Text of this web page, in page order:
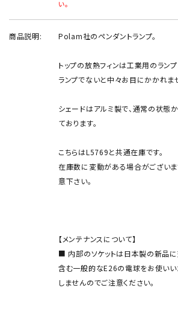
い。
商品説明: Polam社のペンダントランプ。
トップの放熱フィンは工業用のラン
ランプでないと中々お目にかかれま
シェードはアルミ製で、通常の状態
ております。
こちらはL5769と共通在庫です。
在庫数に変動がある場合がござい
意下さい。
【メンテナンスについて】
■ 内部のソケットは日本製の新品に
含む一般的なE26の電球をお使いい
しませんのでご注意ください。